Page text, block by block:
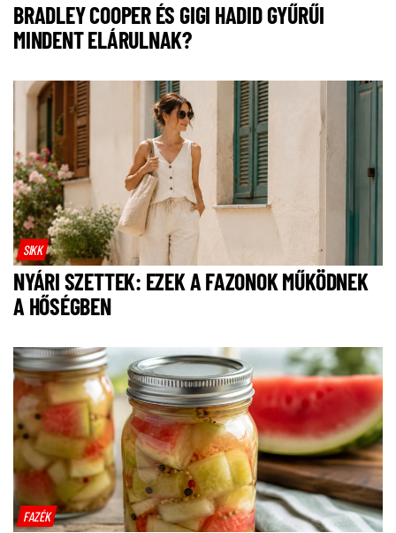
BRADLEY COOPER ÉS GIGI HADID GYŰRŰI
MINDENT ELÁRULNAK?
SIKK
NYÁRI SZETTEK: EZEK A FAZONOK MŰKÖDNEK
A HŐSÉGBEN
FAZÉK